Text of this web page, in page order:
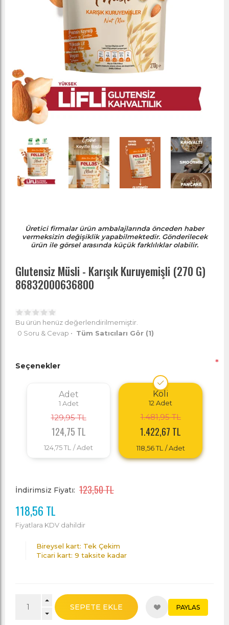
Üretici firmalar ürün ambalajlarında önceden haber
vermeksizin değişiklik yapabilmektedir. Gönderilecek
ürün ile görsel arasında küçük farklılıklar olabilir.
Glutensiz Müsli - Karışık Kuruyemişli (270 G)
86832000636800
Bu ürün henüz değerlendirilmemiştir.
0 Soru & Cevap • Tüm Satıcıları Gör (1)
Seçenekler *
Adet
1 Adet
129,95 TL
124,75 TL
124,75 TL / Adet
Koli
12 Adet
1.481,95 TL
1.422,67 TL
118,56 TL / Adet
İndirimsiz Fiyatı: 123,50 TL
118,56 TL
Fiyatlara KDV dahildir
Bireysel kart: Tek Çekim
Ticari kart: 9 taksite kadar
SEPETE EKLE PAYLAS